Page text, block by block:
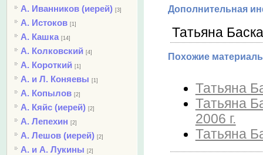
А. Иванников (иерей) [3]
А. Истоков [1]
А. Кашка [14]
А. Колковский [4]
А. Короткий [1]
А. и Л. Коняевы [1]
А. Копылов [2]
А. Кяйс (иерей) [2]
А. Лепехин [2]
А. Лешов (иерей) [2]
А. и А. Лукины [2]
Дополнительная
Татьяна
Похожие
Татьяна
Татьяна
2006 г.
Татьяна